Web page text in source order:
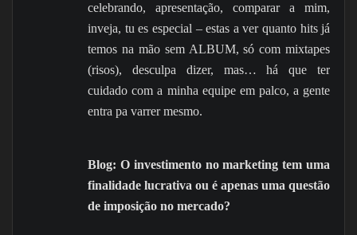
celebrando, apresentação, comparar a mim,
inveja, tu es especial – estas a ver quanto hits já
temos na mão sem ALBUM, só com mixtapes
(risos), desculpa dizer, mas… há que ter
cuidado com a minha equipe em palco, a gente
entra pa varrer mesmo.
Blog: O investimento no marketing tem uma
finalidade lucrativa ou é apenas uma questão
de imposição no mercado?